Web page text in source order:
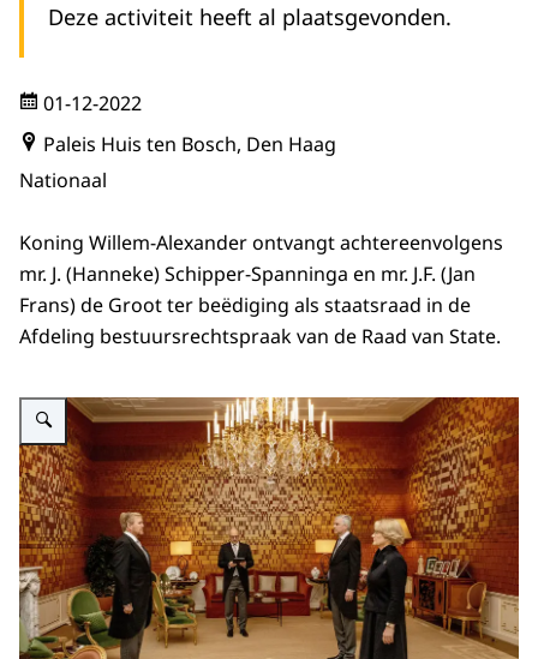
Deze activiteit heeft al plaatsgevonden.
01-12-2022
Paleis Huis ten Bosch, Den Haag
Nationaal
Koning Willem-Alexander ontvangt achtereenvolgens
mr. J. (Hanneke) Schipper-Spanninga en mr. J.F. (Jan
Frans) de Groot ter beëdiging als staatsraad in de
Afdeling bestuursrechtspraak van de Raad van State.
Vergroot afbeelding Koning Willem-Alexander ontvangt Hanneke